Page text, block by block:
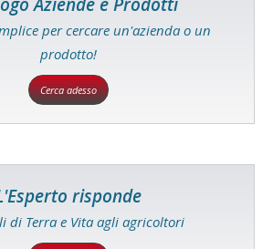
Aziende e Prodotti
per cercare un'azienda o un
prodotto!
Cerca adesso
risponde
di Terra e Vita agli agricoltori